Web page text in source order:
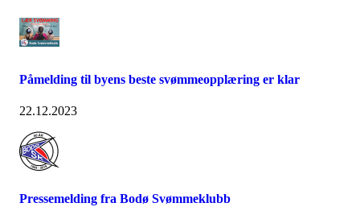
Påmelding til byens beste svømmeopplæring er klar
22.12.2023
Pressemelding fra Bodø Svømmeklubb